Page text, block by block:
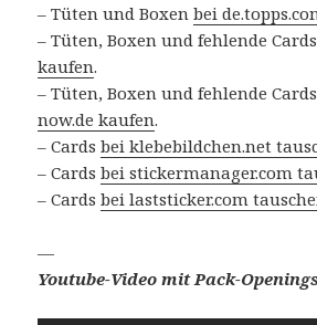
– Tüten und Boxenbei
– Tüten, Boxen und fehlende
kaufen.
– Tüten, Boxen und fehlende
now.de kaufen.
– Cardsbei klebebildchen.net
– Cardsbei stickermanager.com
– Cardsbei laststicker.com
—
Youtube-Video mit Pack-